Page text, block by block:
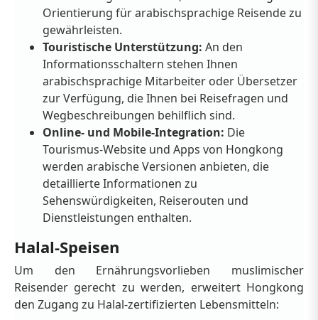
Orientierung für arabischsprachige Reisende zu
gewährleisten.
Touristische Unterstützung: An den
Informationsschaltern stehen Ihnen
arabischsprachige Mitarbeiter oder Übersetzer
zur Verfügung, die Ihnen bei Reisefragen und
Wegbeschreibungen behilflich sind.
Online- und Mobile-Integration: Die
Tourismus-Website und Apps von Hongkong
werden arabische Versionen anbieten, die
detaillierte Informationen zu
Sehenswürdigkeiten, Reiserouten und
Dienstleistungen enthalten.
Halal-Speisen
Um den Ernährungsvorlieben muslimischer
Reisender gerecht zu werden, erweitert Hongkong
den Zugang zu Halal-zertifizierten Lebensmitteln: